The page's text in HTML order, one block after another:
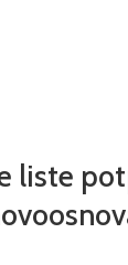
liste